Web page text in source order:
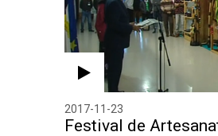
2017-11-23
Festival de